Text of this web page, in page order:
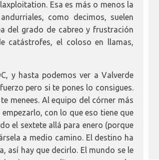
Esa es más o menos la
como decimos, suelen
del grado de cabreo y frustración
catástrofes, el coloso en llamas,
y hasta podemos ver a Valverde
pero si te pones lo consigues.
menees. Al equipo del córner más
con lo que eso tiene que
el sextete allá para enero (porque
a medio camino. El destino ha
así hay que decirlo. El mundo se le